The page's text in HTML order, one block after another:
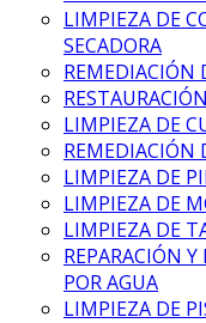
LIMPIEZA DE
SECADORA
REMEDIACIÓN
LIMPIEZA DE
REMEDIACIÓN
LIMPIEZA DE
LIMPIEZA DE
LIMPIEZA DE
REPARACIÓN
POR AGUA
LIMPIEZA DE